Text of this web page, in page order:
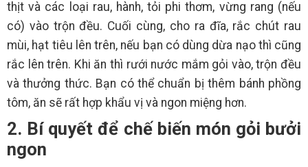
thịt và các loại rau, hành, tỏi phi thơm, vừng rang (nếu
có) vào trộn đều. Cuối cùng, cho ra đĩa, rắc chút rau
mùi, hạt tiêu lên trên, nếu bạn có dùng dừa nạo thì cũng
rắc lên trên. Khi ăn thì rưới nước mắm gỏi vào, trộn đều
và thưởng thức. Bạn có thể chuẩn bị thêm bánh phồng
tôm, ăn sẽ rất hợp khẩu vị và ngon miệng hơn.
2. Bí quyết để chế biến món gỏi bưởi
ngon